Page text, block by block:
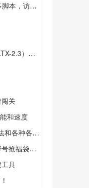
网站无限制
具V1.5
关
和速度
的违规操作
袋一条龙
具